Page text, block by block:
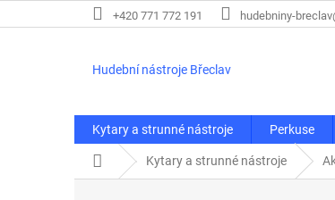
na
+420 771 772 191 hudebniny-
Hudební nástroje Břeclav
Kytary a strunné nástroje Perkuse
Domů Kytary a strunné nástroje